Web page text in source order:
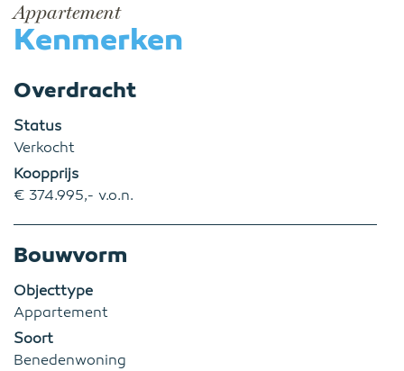
Appartement
Kenmerken
Overdracht
Status
Verkocht
Koopprijs
€ 374.995,- v.o.n.
Bouwvorm
Objecttype
Appartement
Soort
Benedenwoning